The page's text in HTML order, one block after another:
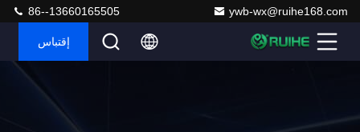
ywb-wx@ruihe168.com
86--13660165505
إقتباس